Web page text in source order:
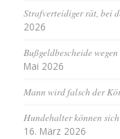
Strafverteidiger rät, bei
2026
Bußgeldbescheide
Mai 2026
Mann wird falsch der
Hundehalter können
16. März 2026